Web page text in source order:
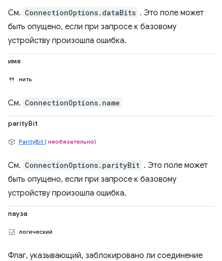
См. ConnectionOptions.dataBits . Это поле может
быть опущено, если при запросе к базовому
устройству произошла ошибка.
имя
нить
См. ConnectionOptions.name
parityBit
ParityBit ( необязательно)
См. ConnectionOptions.parityBit . Это поле может
быть опущено, если при запросе к базовому
устройству произошла ошибка.
пауза
логический
Флаг, указывающий, заблокировано ли соединение